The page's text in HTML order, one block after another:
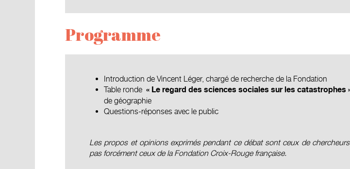
Programme
Introduction de Vincent Léger, chargé de recherche de la Fondation
Table ronde « Le regard des sciences sociales sur les catastrophes
de géographie
Questions-réponses avec le public
Les propos et opinions exprimés pendant ce débat sont ceux de
pas forcément ceux de la Fondation Croix-Rouge française.